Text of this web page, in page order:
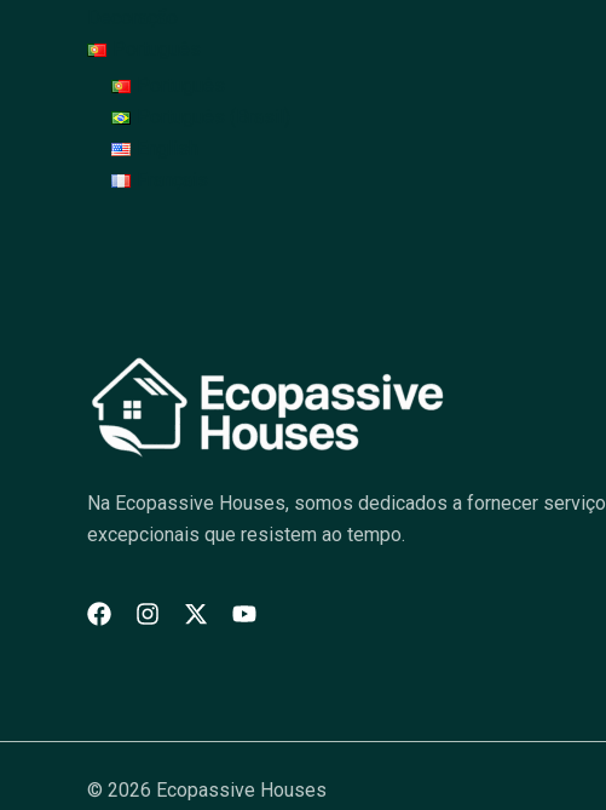
Na Ecopassive Houses, somos dedicados a fornecer
excepcionais que resistem ao tempo.
© 2026 Ecopassive Houses